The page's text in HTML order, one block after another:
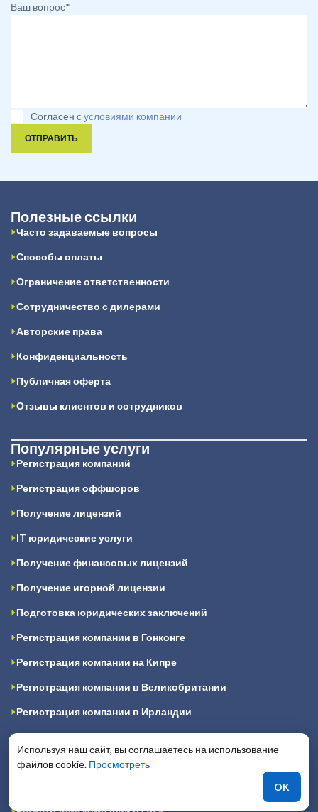
Ваш вопрос*
Согласен сусловиями компании
ОТПРАВИТЬ
Полезные ссылки
Часто задаваемые вопросы
Способы оплаты
Ограничение ответственности
Сотрудничество с дилерами
Авторские права
Конфиденциальность
Публичная оферта
Отзывы клиентов и сотрудников
Популярные услуги
Регистрация компаний
Регистрация оффшоров
Получение лицензий
IT юридические услуги
Получение финансовых лицензий
Получение игорной лицензии
Подготовка юридических заключений
Регистрация компании в Гонконге
Регистрация компании на Кипре
Регистрация компании в Великобритании
Регистрация компании в Ирландии
Регистрация компании в Сингапуре
Регистрация компании в Канаде
Используя наш сайт, вы соглашаетесь на использование
файлов cookie. Просмотреть
OK